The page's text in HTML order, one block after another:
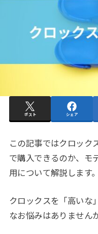
ポスト シェア
この記事ではクロック
で購入できるのか、モ
用について解説します。
クロックスを「高いな
なお悩みはありません